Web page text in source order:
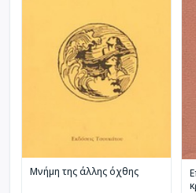
Μνήμη της άλλης όχθης